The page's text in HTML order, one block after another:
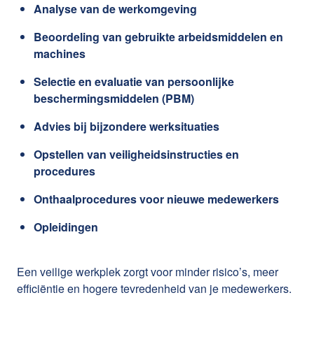
Analyse van de werkomgeving
Beoordeling van gebruikte arbeidsmiddelen en
machines
Selectie en evaluatie van persoonlijke
beschermingsmiddelen (PBM)
Advies bij bijzondere werksituaties
Opstellen van veiligheidsinstructies en
procedures
Onthaalprocedures voor nieuwe medewerkers
Opleidingen
Een veilige werkplek zorgt voor minder risico’s, meer
efficiëntie en hogere tevredenheid van je medewerkers.